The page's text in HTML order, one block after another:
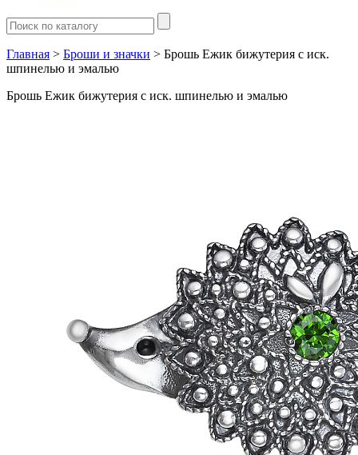
Главная > Броши и значки > Брошь Ежик бижутерия с иск.
шпинелью и эмалью
Брошь Ежик бижутерия с иск. шпинелью и эмалью